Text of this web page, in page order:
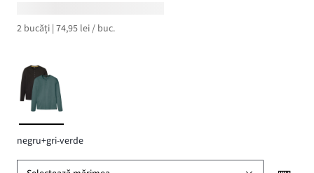
2 bucăți | 74,95 lei / buc.
negru+gri-verde